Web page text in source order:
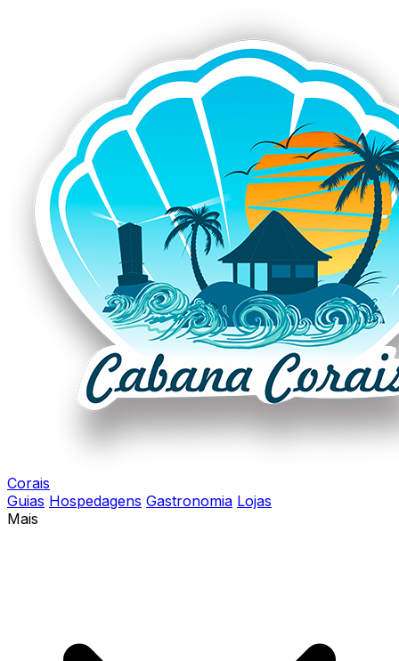
Corais
Guias Hospedagens Gastronomia Lojas
Mais